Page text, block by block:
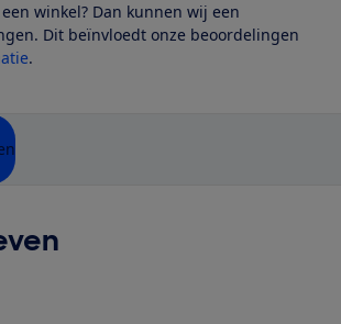
winkel? Dan kunnen wij een
Dit beïnvloedt onze beoordelingen
.